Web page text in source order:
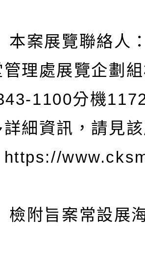
案展覽聯絡人
管理處展覽企劃
1100分機
詳細資訊，請見
https://
附旨案常設展